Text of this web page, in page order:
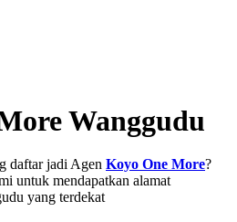
Wanggudu
daftar jadi Agen Koyo One More?
untuk mendapatkan alamat
yang terdekat